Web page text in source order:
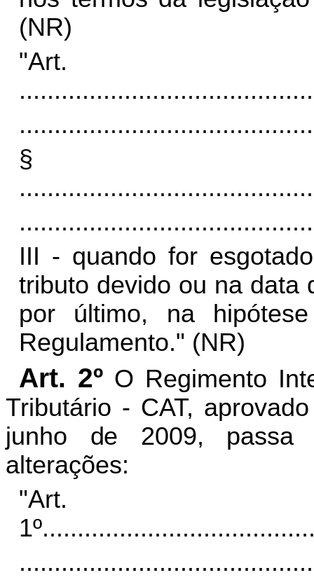
(NR)
§
III - quando for
tributo devido ou na data
por último, na
Regulamento." (NR)
Art. 2º O Regimento
Tributário - CAT,
junho de 2009,
alterações:
"Art.
1º